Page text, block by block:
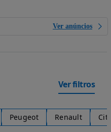
Ver anúncios
Ver filtros
Peugeot Renault